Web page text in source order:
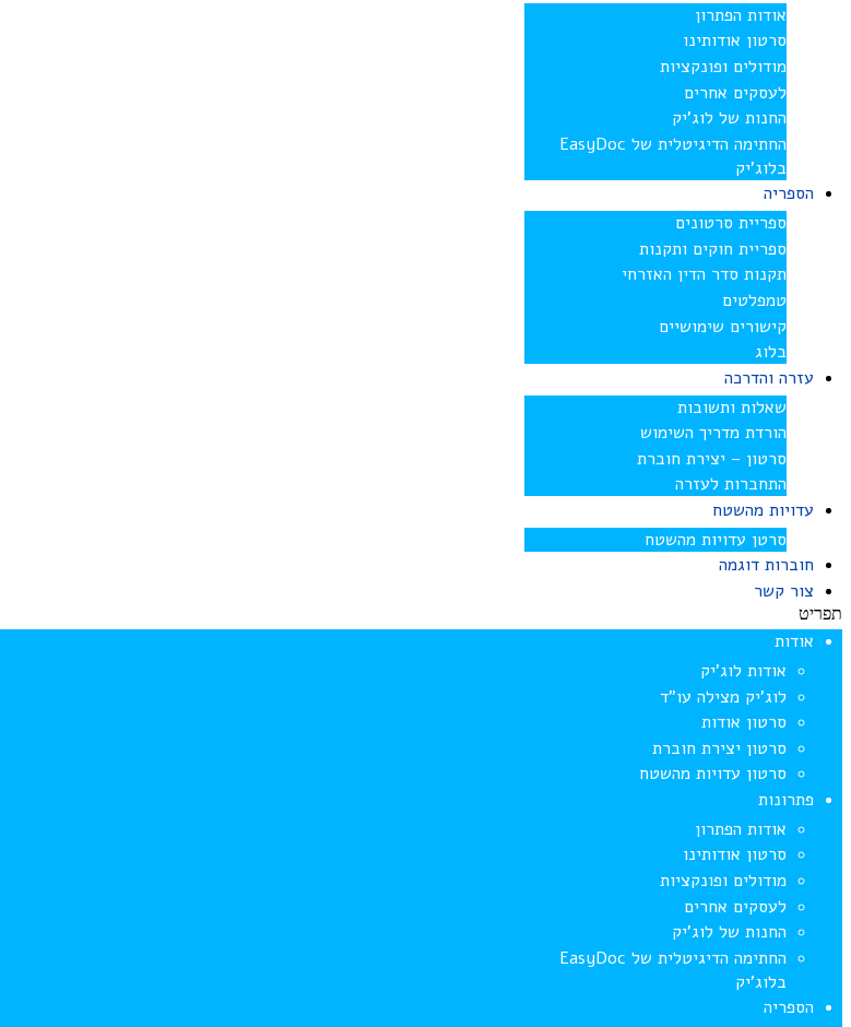
אודות הפתרון
סרטון אודותינו
מודולים ופונקציות
לעסקים אחרים
החנות של לוג’יק
החתימה הדיגיטלית של EasyDoc
בלוג’יק
הספריה
ספריית סרטונים
ספריית חוקים ותקנות
תקנות סדר הדין האזרחי
טמפלטים
קישורים שימושיים
בלוג
עזרה והדרכה
שאלות ותשובות
הורדת מדריך השימוש
סרטון – יצירת חוברת
התחברות לעזרה
עדויות מהשטח
סרטן עדויות מהשטח
חוברות דוגמה
צור קשר
תפריט
אודות
אודות לוג’יק
לוג’יק מצילה עו”ד
סרטון אודות
סרטון יצירת חוברת
סרטון עדויות מהשטח
פתרונות
אודות הפתרון
סרטון אודותינו
מודולים ופונקציות
לעסקים אחרים
החנות של לוג’יק
החתימה הדיגיטלית של EasyDoc
בלוג’יק
הספריה